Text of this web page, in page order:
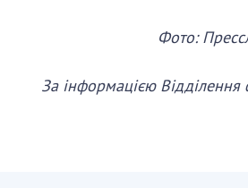
Фото:
За інформацією Відділення